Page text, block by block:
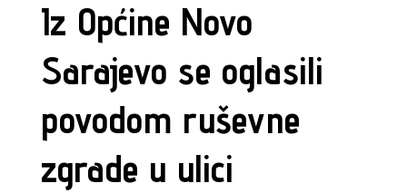
Iz Općine Novo
Sarajevo se oglasili
povodom ruševne
zgrade u ulici